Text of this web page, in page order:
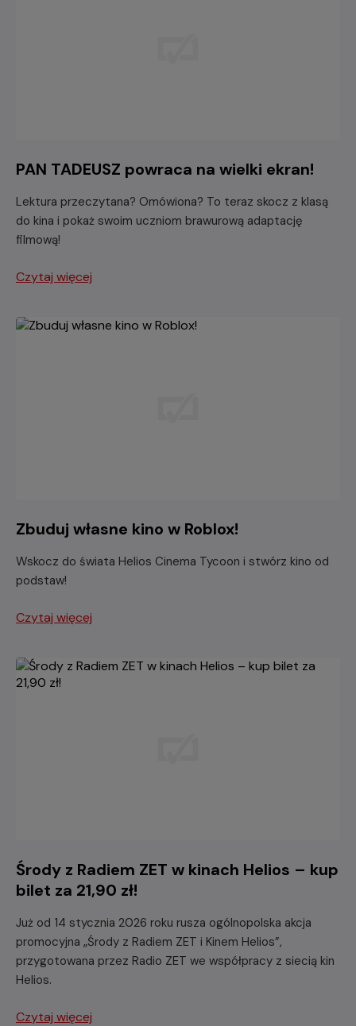
PAN TADEUSZ powraca na wielki ekran!
Lektura przeczytana? Omówiona? To teraz skocz z klasą
do kina i pokaż swoim uczniom brawurową adaptację
filmową!
Czytaj więcej
Zbuduj własne kino w Roblox!
Wskocz do świata Helios Cinema Tycoon i stwórz kino od
podstaw!
Czytaj więcej
Środy z Radiem ZET w kinach Helios – kup
bilet za 21,90 zł!
Już od 14 stycznia 2026 roku rusza ogólnopolska akcja
promocyjna „Środy z Radiem ZET i Kinem Helios”,
przygotowana przez Radio ZET we współpracy z siecią kin
Helios.
Czytaj więcej